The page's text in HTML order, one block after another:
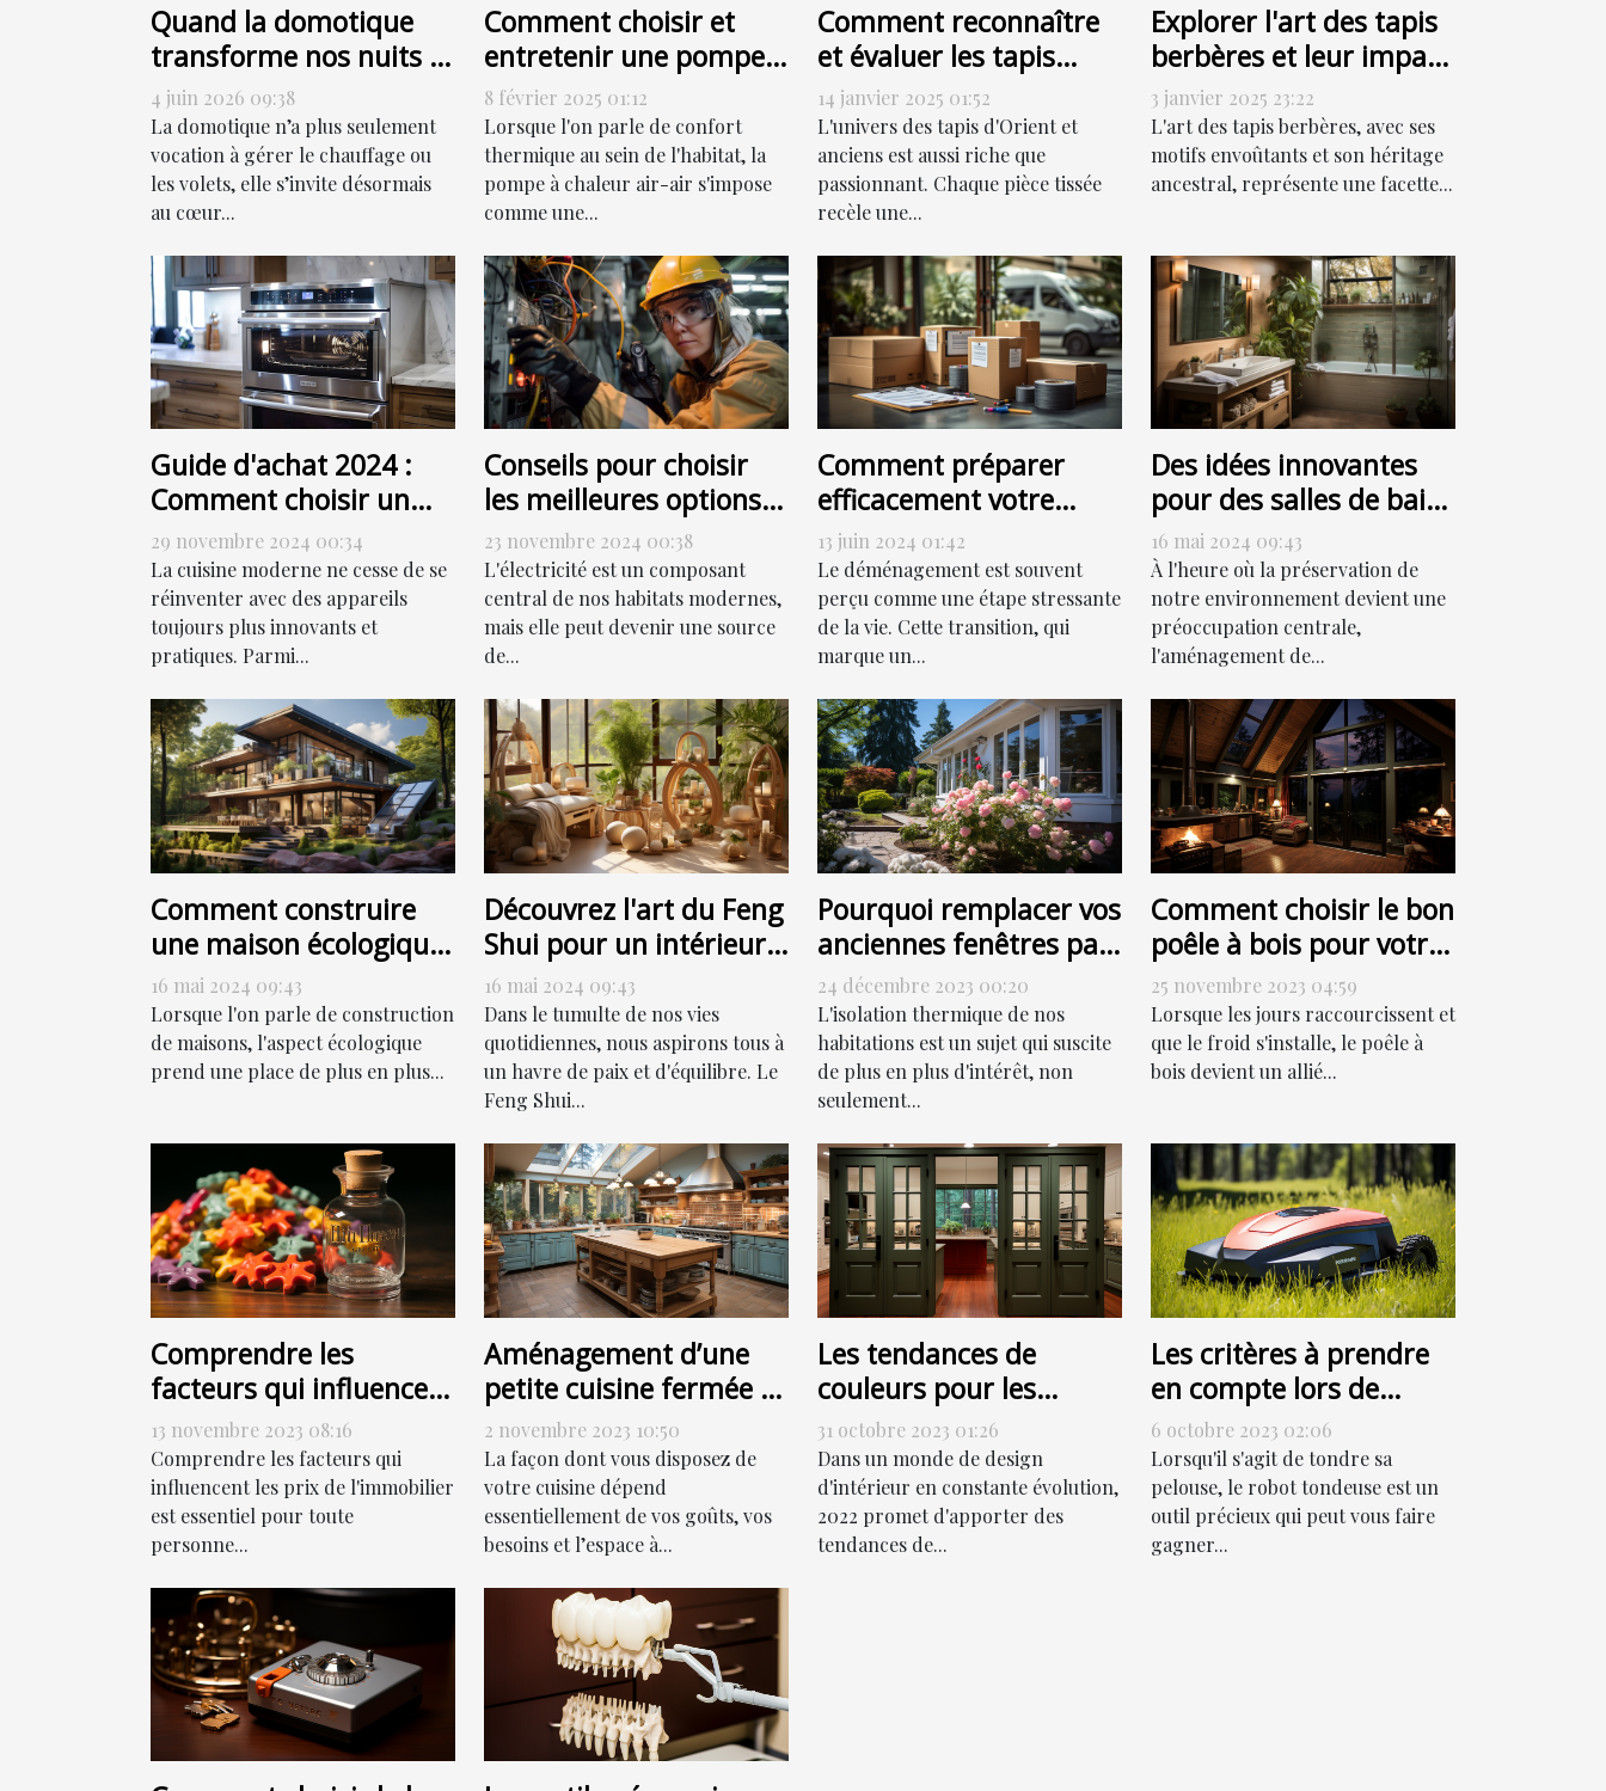
Quand la domotique
transforme nos nuits :
allumer, programmer
ou sensoriser ?
4 juin 2026 09:38
La domotique n’a plus seulement
vocation à gérer le chauffage ou
les volets, elle s’invite désormais
au cœur...
Comment choisir et
entretenir une pompe à
chaleur air-air
efficacement
8 février 2025 01:12
Lorsque l'on parle de confort
thermique au sein de l'habitat, la
pompe à chaleur air-air s'impose
comme une...
Comment reconnaître
et évaluer les tapis
d'Orient et anciens
pour la vente
14 janvier 2025 01:52
L'univers des tapis d'Orient et
anciens est aussi riche que
passionnant. Chaque pièce tissée
recèle une...
Explorer l'art des tapis
berbères et leur impact
culturel
3 janvier 2025 23:22
L'art des tapis berbères, avec ses
motifs envoûtants et son héritage
ancestral, représente une facette...
Guide d'achat 2024 :
Comment choisir un
four combiné à vapeur
29 novembre 2024 00:34
La cuisine moderne ne cesse de se
réinventer avec des appareils
toujours plus innovants et
pratiques. Parmi...
Conseils pour choisir
les meilleures options
de dépannage
électrique
23 novembre 2024 00:38
L'électricité est un composant
central de nos habitats modernes,
mais elle peut devenir une source
de...
Comment préparer
efficacement votre
déménagement pour
une transition en
douceur
13 juin 2024 01:42
Le déménagement est souvent
perçu comme une étape stressante
de la vie. Cette transition, qui
marque un...
Des idées innovantes
pour des salles de bain
respectueuses de
l'environnement
16 mai 2024 09:43
À l'heure où la préservation de
notre environnement devient une
préoccupation centrale,
l'aménagement de...
Comment construire
une maison écologique
sans sacrifier le style
16 mai 2024 09:43
Lorsque l'on parle de construction
de maisons, l'aspect écologique
prend une place de plus en plus...
Découvrez l'art du Feng
Shui pour un intérieur
harmonieux
16 mai 2024 09:43
Dans le tumulte de nos vies
quotidiennes, nous aspirons tous à
un havre de paix et d'équilibre. Le
Feng Shui...
Pourquoi remplacer vos
anciennes fenêtres par
des fenêtres PVC peut
contribuer à la
réduction de votre
facture énergétique
24 décembre 2023 00:20
L'isolation thermique de nos
habitations est un sujet qui suscite
de plus en plus d'intérêt, non
seulement...
Comment choisir le bon
poêle à bois pour votre
habitation
25 novembre 2023 04:59
Lorsque les jours raccourcissent et
que le froid s'installe, le poêle à
bois devient un allié...
Comprendre les
facteurs qui influencent
les prix de l'immobilier
13 novembre 2023 08:16
Comprendre les facteurs qui
influencent les prix de l'immobilier
est essentiel pour toute
personne...
Aménagement d’une
petite cuisine fermée :
comment s’y prendre ?
2 novembre 2023 10:50
La façon dont vous disposez de
votre cuisine dépend
essentiellement de vos goûts, vos
besoins et l’espace à...
Les tendances de
couleurs pour les
portes de couloir en
2022
31 octobre 2023 01:26
Dans un monde de design
d'intérieur en constante évolution,
2022 promet d'apporter des
tendances de...
Les critères à prendre
en compte lors de
l'achat d'un robot
tondeuse
6 octobre 2023 02:06
Lorsqu'il s'agit de tondre sa
pelouse, le robot tondeuse est un
outil précieux qui peut vous faire
gagner...